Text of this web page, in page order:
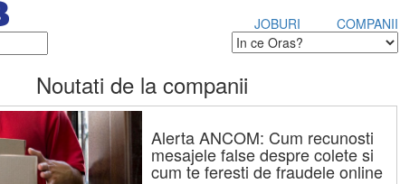
JOBURI COMPANII
Noutati de la companii
Alerta ANCOM: Cum recunosti
mesajele false despre colete si
cum te feresti de fraudele online